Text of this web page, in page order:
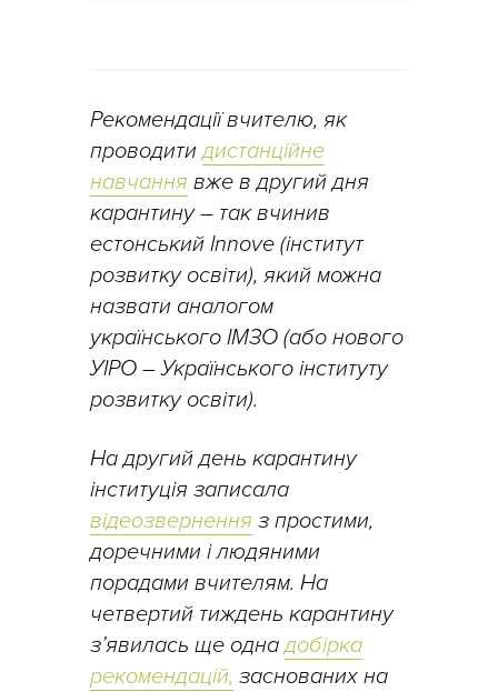
Рекомендації вчителю, як
проводитидистанційне
навчання вже в другий дня
карантину – так вчинив
естонський Innove (інститут
розвитку освіти), який можна
назвати аналогом
українського ІМЗО (або нового
УІРО – Українського інституту
розвитку освіти).
На другий день карантину
інституція записала
відеозвернення з простими,
доречними і людяними
порадами вчителям. На
четвертий тиждень карантину
з’явилась ще однадобірка
рекомендацій, заснованих на